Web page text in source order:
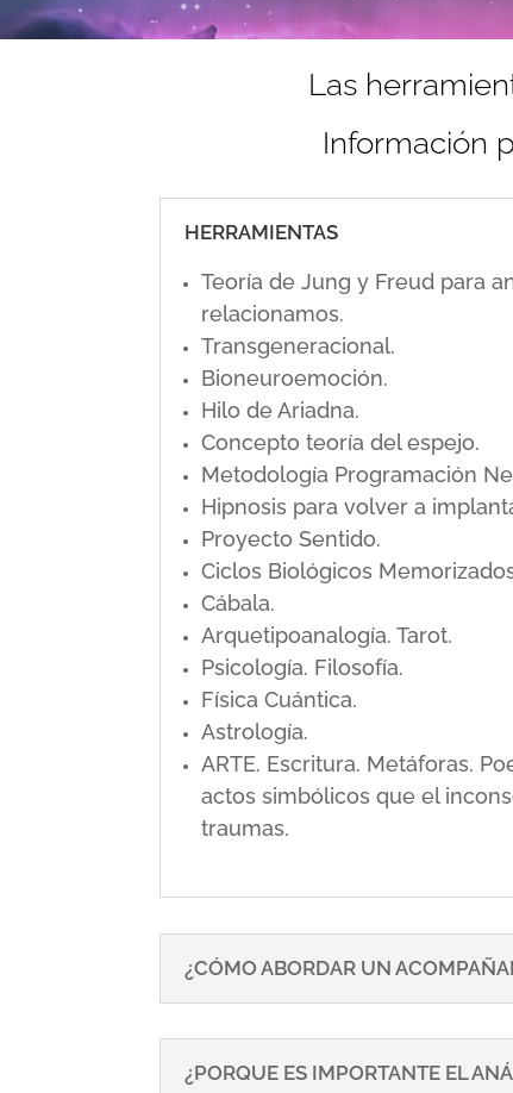
Las
Información
HERRAMIENTAS
Teoría de Jung y Freud para
relacionamos.
Transgeneracional.
Bioneuroemoción.
Hilo de Ariadna.
Concepto teoría del espejo.
Metodología Programación
Hipnosis para volver a
Proyecto Sentido.
Ciclos Biológicos
Cábala.
Arquetipoanalogía. Tarot.
Psicología. Filosofía.
Física Cuántica.
Astrología.
ARTE. Escritura. Metáforas.
actos simbólicos que el
traumas.
¿CÓMO ABORDAR UN
¿PORQUE ES IMPORTANTE EL